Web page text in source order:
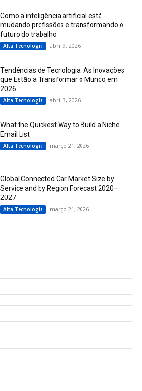
Como a inteligência artificial está
mudando profissões e transformando o
futuro do trabalho
Alta Tecnologia abril 9, 2026
Tendências de Tecnologia: As Inovações
que Estão a Transformar o Mundo em
2026
Alta Tecnologia abril 3, 2026
What the Quickest Way to Build a Niche
Email List
Alta Tecnologia março 21, 2026
Global Connected Car Market Size by
Service and by Region Forecast 2020–
2027
Alta Tecnologia março 21, 2026